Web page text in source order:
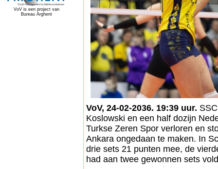
VoV is een project van
Bureau Arghent
VoV, 24-02-2036. 19:39 uur.
Koslowski en een half dozijn
Turkse Zeren Spor verloren en
Ankara ongedaan te maken. In
drie sets 21 punten mee, de
had aan twee gewonnen sets